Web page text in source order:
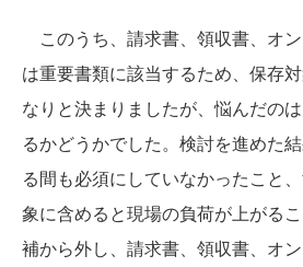
このうち、請求書、領収書、オ
は重要書類に該当するため、保存
なりと決まりましたが、悩んだの
るかどうかでした。検討を進めた
る間も必須にしていなかったこと
象に含めると現場の負荷が上がる
補から外し、請求書、領収書、オ